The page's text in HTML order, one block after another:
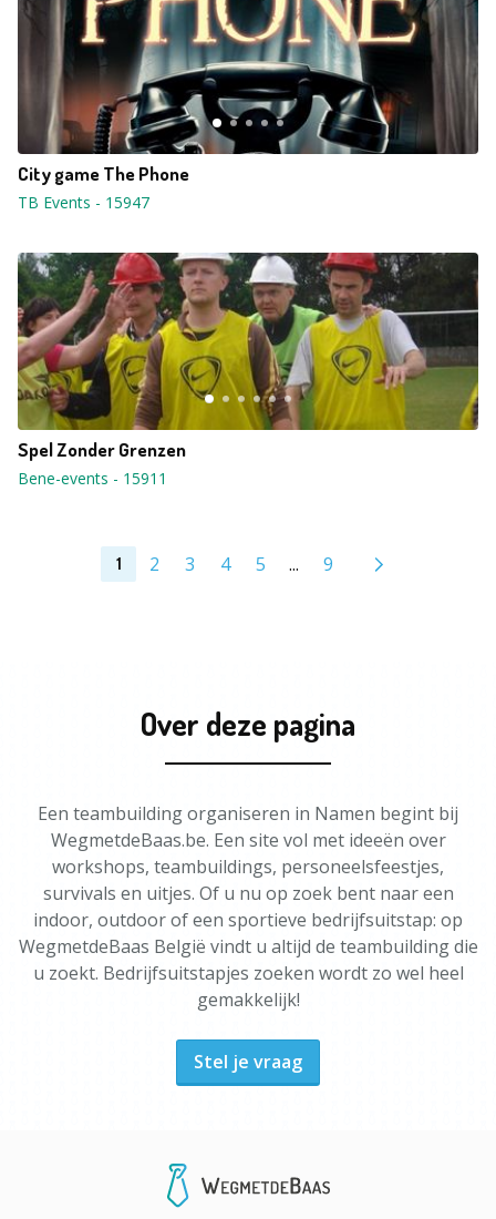
City game The Phone
TB Events - 15947
Spel Zonder Grenzen
Bene-events - 15911
1 2 3 4 5 ... 9
Over deze pagina
Een teambuilding organiseren in Namen begint bij
WegmetdeBaas.be. Een site vol met ideeën over
workshops, teambuildings, personeelsfeestjes,
survivals en uitjes. Of u nu op zoek bent naar een
indoor, outdoor of een sportieve bedrijfsuitstap: op
WegmetdeBaas België vindt u altijd de teambuilding die
u zoekt. Bedrijfsuitstapjes zoeken wordt zo wel heel
gemakkelijk!
Stel je vraag